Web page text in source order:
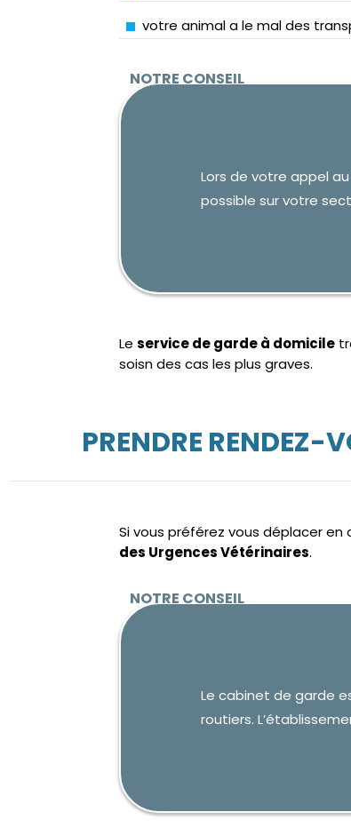
votre animal a le mal des
Lors de votre appel
possible sur votre
Leservice de garde à domicile
soisn des cas les plus graves.
PRENDRE RENDEZ-
Si vous préférez vous déplacer en
des Urgences Vétérinaires.
Le cabinet de garde
routiers.